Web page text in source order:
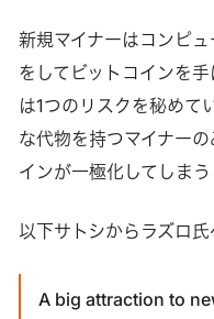
新規マイナーはコンピ
をしてビットコインを
は1つのリスクを秘めて
な代物を持つマイナー
インが一極化してしまう
以下サトシからラズロ氏
A big attraction to